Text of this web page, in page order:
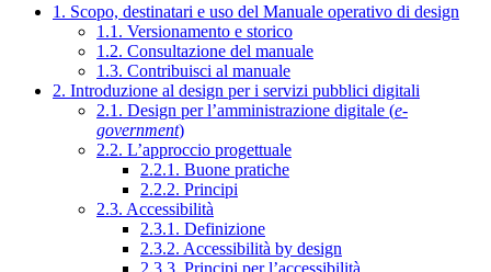
1. Scopo, destinatari e uso del Manuale operativo di design
1.1. Versionamento e storico
1.2. Consultazione del manuale
1.3. Contribuisci al manuale
2. Introduzione al design per i servizi pubblici digitali
2.1. Design per l’amministrazione digitale (e-
government)
2.2. L’approccio progettuale
2.2.1. Buone pratiche
2.2.2. Principi
2.3. Accessibilità
2.3.1. Definizione
2.3.2. Accessibilità by design
2.3.3. Principi per l’accessibilità